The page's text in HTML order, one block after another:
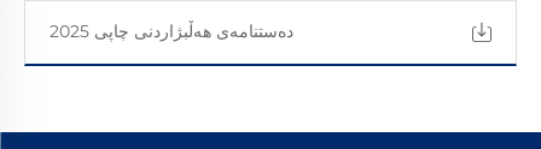
دەستنامەی هەڵبژاردنی چاپی 2025